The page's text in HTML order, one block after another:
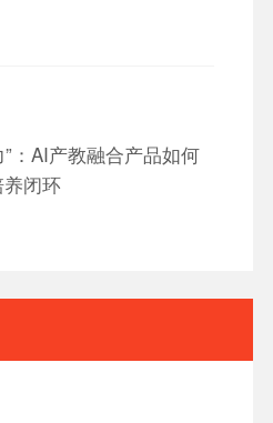
”：AI产教融合产品如何
闭环